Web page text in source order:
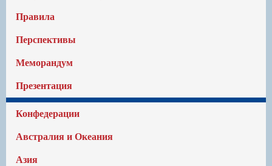
Правила
Перспективы
Меморандум
Презентация
Конфедерации
Австралия и Океания
Азия